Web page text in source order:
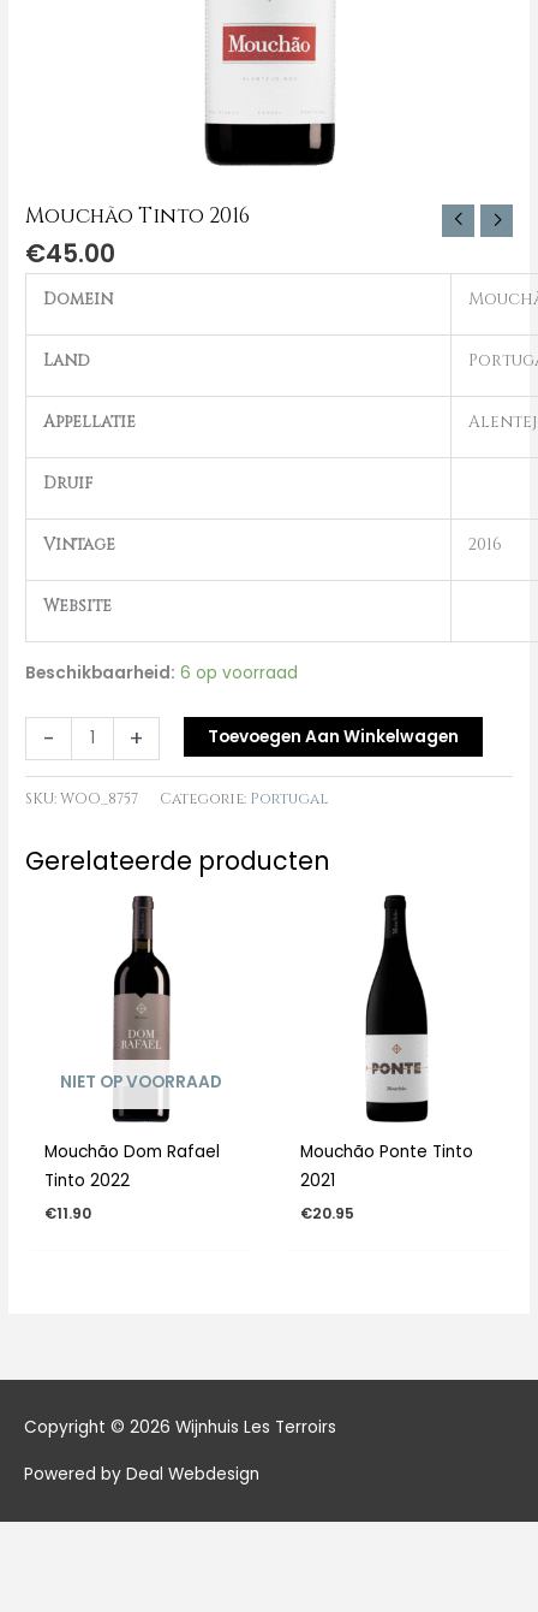
Mouchão Tinto 2016
€45.00
Domein
Land
Appellatie
Druif
Vintage 2016
Website
Beschikbaarheid: 6 op voorraad
- + Toevoegen Aan Winkelwagen
SKU:WOO_8757 Categorie: Portugal
Gerelateerde producten
NIET OP VOORRAAD
Mouchão Dom Rafael
Tinto 2022
€11.90
Mouchão Ponte Tinto
2021
€20.95
Copyright © 2026 Wijnhuis Les Terroirs
Powered by Deal Webdesign